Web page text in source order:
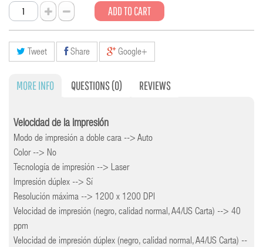
ADD TO CART
Tweet Share Google+
MORE INFO QUESTIONS(0) REVIEWS
Velocidad de la impresión
Modo de impresión a doble cara --> Auto
Color --> No
Tecnología de impresión --> Laser
Impresión dúplex --> Sí
Resolución máxima --> 1200 x 1200 DPI
Velocidad de impresión (negro, calidad normal, A4/US Carta) --> 40
ppm
Velocidad de impresión dúplex (negro, calidad normal, A4/US Carta) --